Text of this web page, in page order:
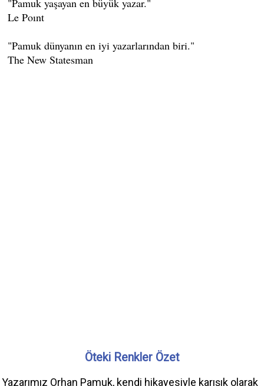
Öteki Renkler Özet
Yazarımız Orhan Pamuk, kendi hikayesiyle karışık olarak